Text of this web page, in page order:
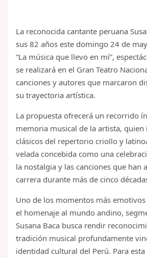
La reconocida cantante peruana
sus 82 años este domingo 24 de
“La música que llevo en mí”,
se realizará en el Gran Teatro
canciones y autores que marcaron
su trayectoria artística.
La propuesta ofrecerá un recorrido
memoria musical de la artista,
clásicos del repertorio criollo y
velada concebida como una
la nostalgia y las canciones que han
carrera durante más de cinco
Uno de los momentos más
el homenaje al mundo andino,
Susana Baca busca rendir
tradición musical profundamente
identidad cultural del Perú. Para